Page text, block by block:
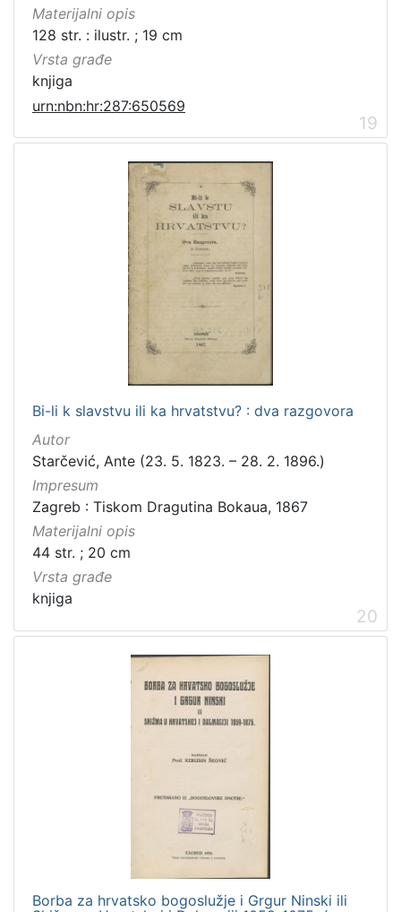
Materijalni opis
128 str. : ilustr. ; 19 cm
Vrsta građe
knjiga
urn:nbn:hr:287:650569
19
Bi-li k slavstvu ili ka hrvatstvu? : dva razgovora
Autor
Starčević, Ante (23. 5. 1823. – 28. 2. 1896.)
Impresum
Zagreb : Tiskom Dragutina Bokaua, 1867
Materijalni opis
44 str. ; 20 cm
Vrsta građe
knjiga
20
Borba za hrvatsko bogoslužje i Grgur Ninski ili